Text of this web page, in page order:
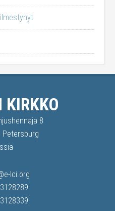
KIRKKO
8
Petersburg
lci.org